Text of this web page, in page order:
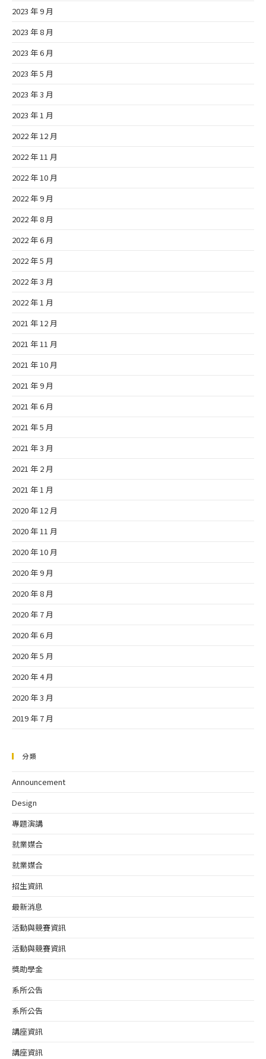
2023 年 9 月
2023 年 8 月
2023 年 6 月
2023 年 5 月
2023 年 3 月
2023 年 1 月
2022 年 12 月
2022 年 11 月
2022 年 10 月
2022 年 9 月
2022 年 8 月
2022 年 6 月
2022 年 5 月
2022 年 3 月
2022 年 1 月
2021 年 12 月
2021 年 11 月
2021 年 10 月
2021 年 9 月
2021 年 6 月
2021 年 5 月
2021 年 3 月
2021 年 2 月
2021 年 1 月
2020 年 12 月
2020 年 11 月
2020 年 10 月
2020 年 9 月
2020 年 8 月
2020 年 7 月
2020 年 6 月
2020 年 5 月
2020 年 4 月
2020 年 3 月
2019 年 7 月
分類
Announcement
Design
專題演講
就業媒合
就業媒合
招生資訊
最新消息
活動與競賽資訊
活動與競賽資訊
獎助學金
系所公告
系所公告
講座資訊
講座資訊